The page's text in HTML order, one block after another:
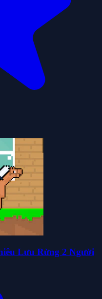
Lưu Rừng 2 Người